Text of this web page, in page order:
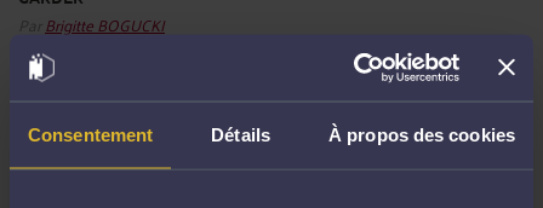
Consentement Détails À propos des cookies
Par Brigitte BOGUCKI
Lorsque qu'un couple se sépare, la difficulté financière est souvent proche avec
dépenses concernant leurs enfants, c'est à dire non seulement à leurs dépenses
propres mais aussi à leurs besoins de base (un logement, du chauffage...) en
participant aux charges du parent ...Lire la suite >